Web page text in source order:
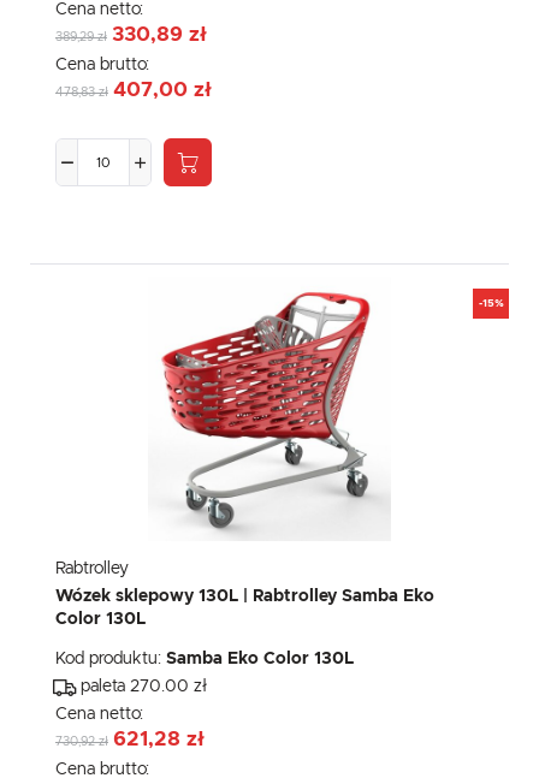
Cena netto:
389,29 zł 330,89 zł
Cena brutto:
478,83 zł 407,00 zł
-15%
Rabtrolley
Wózek sklepowy 130L | Rabtrolley Samba Eko
Color 130L
Kod produktu: Samba Eko Color 130L
paleta 270.00 zł
Cena netto:
730,92 zł 621,28 zł
Cena brutto: